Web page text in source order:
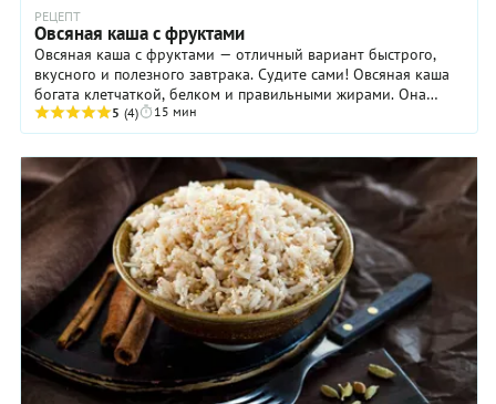
РЕЦЕПТ
Овсяная каша с фруктами
Овсяная каша с фруктами — отличный вариант быстрого,
вкусного и полезного завтрака. Судите сами! Овсяная каша
богата клетчаткой, белком и правильными жирами. Она
легко усваивается и, что особенно ...
5 (4) 15 мин